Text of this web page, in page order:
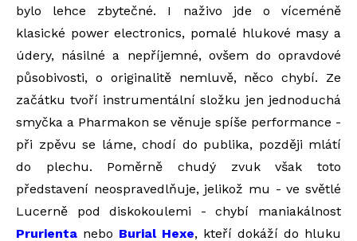
bylo lehce zbytečné. I naživo jde o víceméně
klasické power electronics, pomalé hlukové masy a
údery, násilné a nepříjemné, ovšem do opravdové
působivosti, o originalitě nemluvě, něco chybí. Ze
začátku tvoří instrumentální složku jen jednoduchá
smyčka a Pharmakon se věnuje spíše performance -
při zpěvu se láme, chodí do publika, později mlátí
do plechu. Poměrně chudý zvuk však toto
představení neospravedlňuje, jelikož mu - ve světlé
Lucerně pod diskokoulemi - chybí maniakálnost
Prurienta nebo Burial Hexe, kteří dokáží do hluku